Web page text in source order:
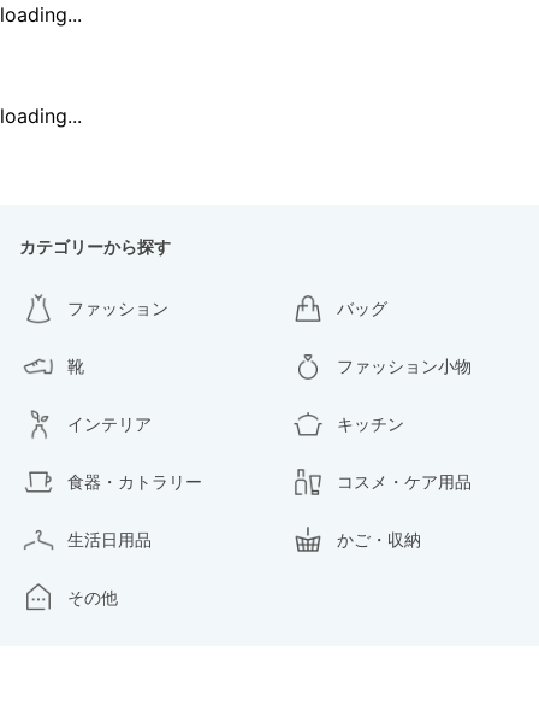
loading...
loading...
カテゴリーから探す
ファッション バッグ
靴 ファッション小物
インテリア キッチン
食器・カトラリー コスメ・ケア用品
生活日用品 かご・収納
その他